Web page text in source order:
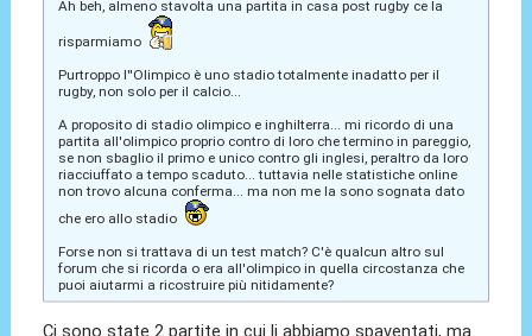
Ah beh, almeno stavolta una partita in casa post rugby ce la
risparmiamo
Purtroppo l''Olimpico è uno stadio totalmente inadatto per il
rugby, non solo per il calcio...
A proposito di stadio olimpico e inghilterra... mi ricordo di una
partita all'olimpico proprio contro di loro che termino in pareggio,
se non sbaglio il primo e unico contro gli inglesi, peraltro da loro
riacciuffato a tempo scaduto... tuttavia nelle statistiche online
non trovo alcuna conferma... ma non me la sono sognata dato
che ero allo stadio
Forse non si trattava di un test match? C'è qualcun altro sul
forum che si ricorda o era all'olimpico in quella circostanza che
puoi aiutarmi a ricostruire più nitidamente?
Ci sono state 2 partite in cui li abbiamo spaventati, ma